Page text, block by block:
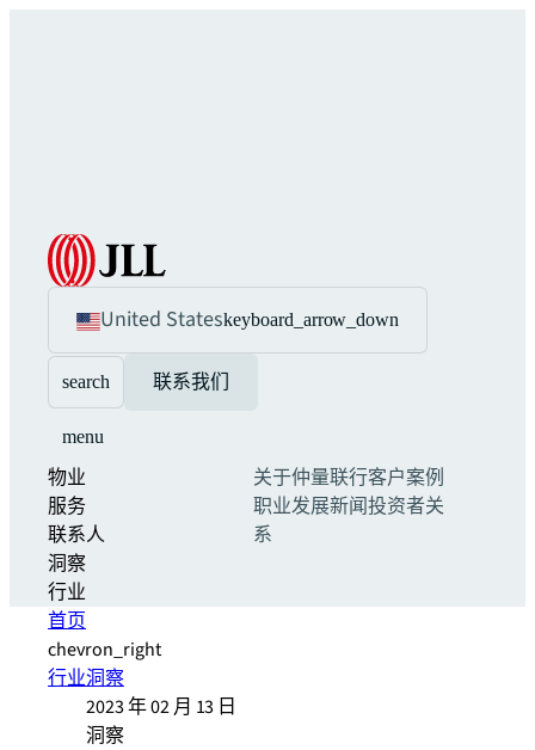
United Stateskeyboard_arrow_down
search 联系我们
menu
物业
服务
联系人
洞察
行业
关于仲量联行客户案例
职业发展新闻投资者关
系
首页
chevron_right
行业洞察
2023 年 02 月 13 日
洞察